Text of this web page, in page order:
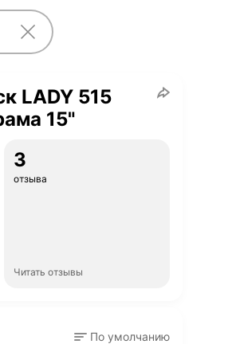
LADY 515
15"
3
отзыва
Читать отзывы
По умолчанию